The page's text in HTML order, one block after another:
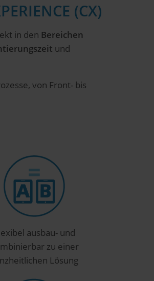
(CX)
in den Bereichen
und
von Front- bis
ausbau- und
zu einer
Lösung